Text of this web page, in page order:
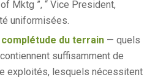
Mktg ”, “ Vice President,
uniformisées.
complétude du terrain— quels
suffisamment de
exploités, lesquels nécessitent